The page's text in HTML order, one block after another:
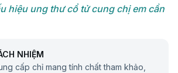
hiệu ung thư cổ tử cung chị em cần
NHIỆM
cấp chỉ mang tính chất tham khảo,